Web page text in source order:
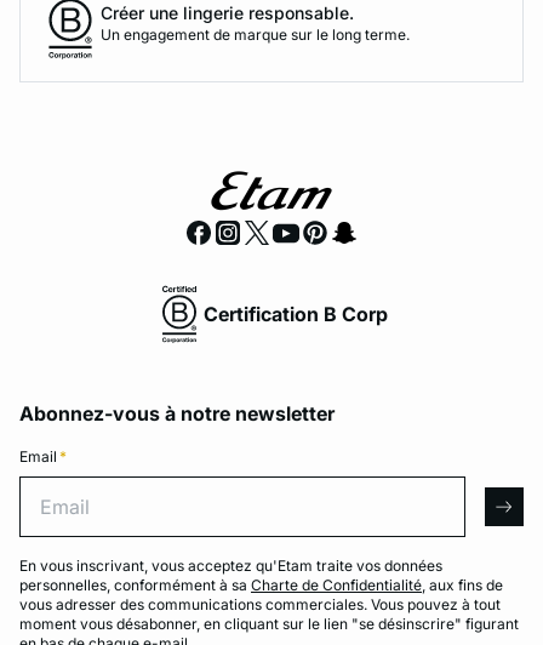
Créer une lingerie responsable.
Un engagement de marque sur le long terme.
Certification B Corp
Abonnez-vous à notre newsletter
Email *
En vous inscrivant, vous acceptez qu'Etam traite vos données
personnelles, conformément à sa Charte de Confidentialité, aux fins de
vous adresser des communications commerciales. Vous pouvez à tout
moment vous désabonner, en cliquant sur le lien "se désinscrire" figurant